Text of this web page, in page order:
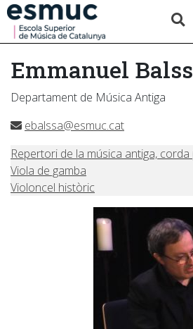
Estudis
Recerca
Serveis
Emmanuel
Departament de Música Antiga
ebalssa@esmuc.cat
Repertori de la música antiga,
Viola de gamba
Violoncel històric